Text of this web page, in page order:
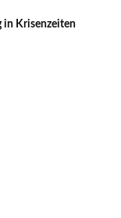
in Krisenzeiten